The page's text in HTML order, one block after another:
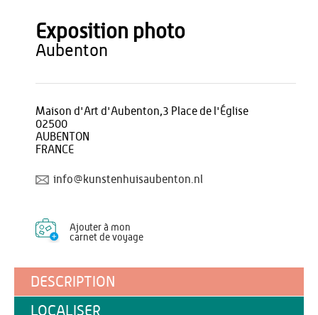
Exposition photo
aubenton
Maison d'Art d'Aubenton,3 Place de l'Église
02500
AUBENTON
FRANCE
info@kunstenhuisaubenton.nl
Ajouter à mon
carnet de voyage
DESCRIPTION
LOCALISER